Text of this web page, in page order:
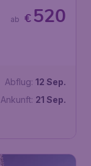
€ 520
ab
Abflug: 12 Sep.
Ankunft: 21 Sep.